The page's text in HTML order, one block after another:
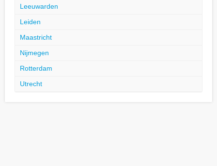
Leeuwarden
Leiden
Maastricht
Nijmegen
Rotterdam
Utrecht